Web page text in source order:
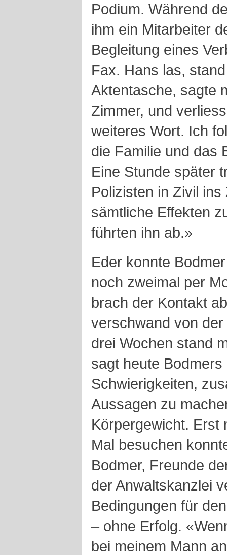
Podium. Während
ihm ein Mitarbeiter
Begleitung eines
Fax. Hans las,
Aktentasche, sagte
Zimmer, und
weiteres Wort. Ich
die Familie und das
Eine Stunde später
Polizisten in Zivil
sämtliche Effekten
führten ihn ab.»
Eder konnte
noch zweimal per
brach der Kontakt
verschwand von
drei Wochen stand
sagt heute
Schwierigkeiten,
Aussagen zu
Körpergewicht. Erst
Mal besuchen
Bodmer, Freunde
der Anwaltskanzlei
Bedingungen für
– ohne Erfolg.
bei meinem Mann